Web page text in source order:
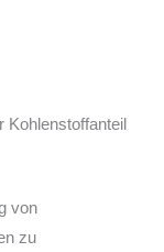
Kohlenstoffanteil
von
zu